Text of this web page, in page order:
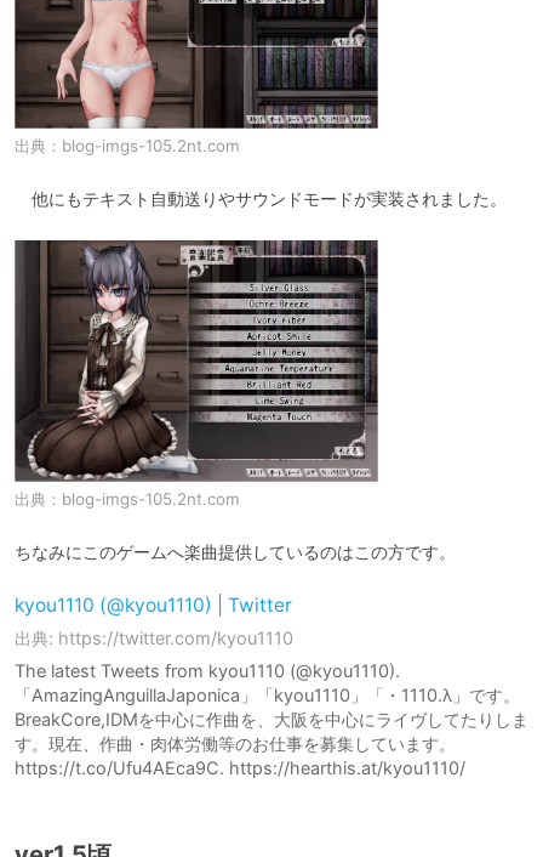
出典： blog-imgs-105.2nt.com
他にもテキスト自動送りやサウンドモードが実装されました。
出典： blog-imgs-105.2nt.com
ちなみにこのゲームへ楽曲提供しているのはこの方です。
kyou1110 (@kyou1110) | Twitter
出典: https://twitter.com/kyou1110
The latest Tweets from kyou1110 (@kyou1110).
「AmazingAnguillaJaponica」「kyou1110」「・1110.λ」です。
BreakCore,IDMを中心に作曲を、大阪を中心にライヴしてたりしま
す。現在、作曲・肉体労働等のお仕事を募集しています。
https://t.co/Ufu4AEca9C. https://hearthis.at/kyou1110/